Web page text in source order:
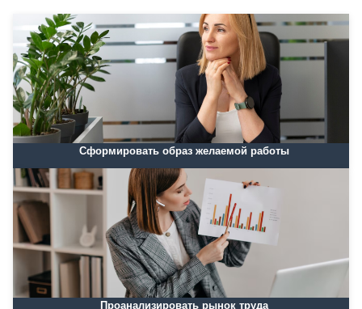
Сформировать образ желаемой работы
Проанализировать рынок труда